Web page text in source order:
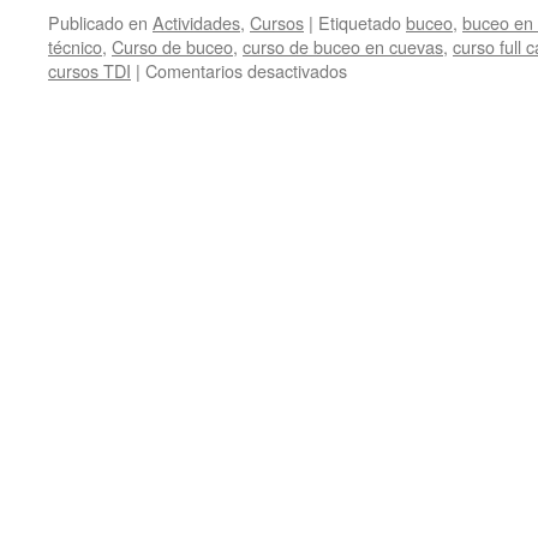
Publicado en Actividades, Cursos | Etiquetadobuceo, buceo
técnico, Curso de buceo, curso de buceo en cuevas, curso full
cursos TDI | Comentarios desactivadosen